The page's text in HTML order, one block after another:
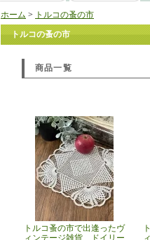
ホーム > トルコの蚤の市
トルコの蚤の市
商品一覧
トルコ蚤の市で出逢ったヴ
ィンテージ雑貨 ドイリー